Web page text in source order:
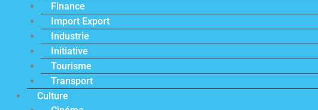
Finance
Import Export
Industrie
Initiative
Tourisme
Transport
Culture